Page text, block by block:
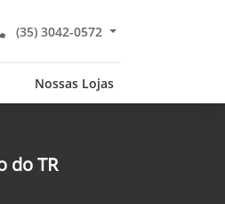
(35) 3042-0572
Nossas Lojas
do TR